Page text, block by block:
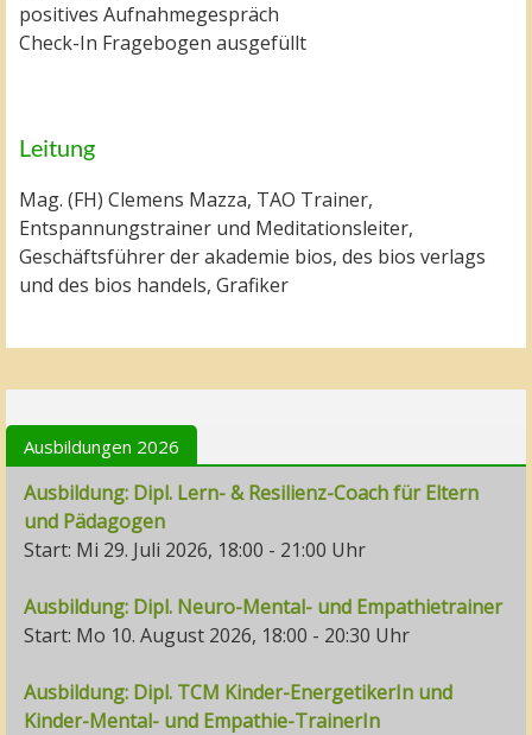
positives Aufnahmegespräch
Check-In Fragebogen ausgefüllt
Leitung
Mag. (FH) Clemens Mazza, TAO Trainer,
Entspannungstrainer und Meditationsleiter,
Geschäftsführer der akademie bios, des bios verlags
und des bios handels, Grafiker
Ausbildungen 2026
Ausbildung: Dipl. Lern- & Resilienz-Coach für Eltern
und Pädagogen
Start: Mi 29. Juli 2026, 18:00 - 21:00 Uhr
Ausbildung: Dipl. Neuro-Mental- und Empathietrainer
Start: Mo 10. August 2026, 18:00 - 20:30 Uhr
Ausbildung: Dipl. TCM Kinder-EnergetikerIn und
Kinder-Mental- und Empathie-TrainerIn